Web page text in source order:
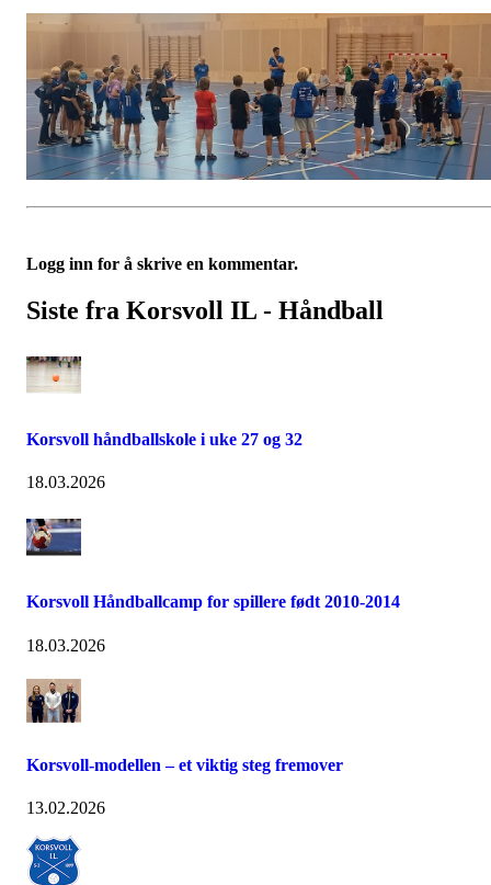
Logg inn for å skrive en kommentar.
Siste fra Korsvoll IL - Håndball
Korsvoll håndballskole i uke 27 og 32
18.03.2026
Korsvoll Håndballcamp for spillere født 2010-2014
18.03.2026
Korsvoll-modellen – et viktig steg fremover
13.02.2026